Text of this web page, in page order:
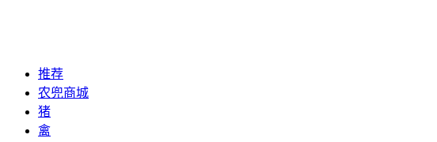
推荐
农兜商城
猪
禽